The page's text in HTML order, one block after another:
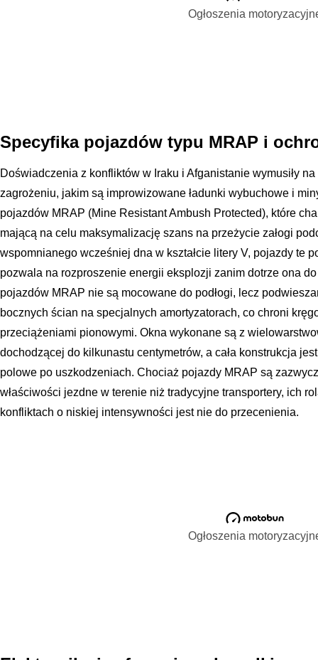
Ogłoszenia
Specyfika pojazdów typu MRAP i
Doświadczenia z konfliktów w Iraku i Afganistanie wymusiły
zagrożeniu, jakim są improwizowane ładunki wybuchowe i
pojazdów MRAP (Mine Resistant Ambush Protected), które
mającą na celu maksymalizację szans na przeżycie załogi
wspomnianego wcześniej dna w kształcie litery V, pojazdy te
pozwala na rozproszenie energii eksplozji zanim dotrze ona
pojazdów MRAP nie są mocowane do podłogi, lecz
bocznych ścian na specjalnych amortyzatorach, co chroni
przeciążeniami pionowymi. Okna wykonane są z
dochodzącej do kilkunastu centymetrów, a cała konstrukcja
polowe po uszkodzeniach. Chociaż pojazdy MRAP są
właściwości jezdne w terenie niż tradycyjne transportery, ich
konfliktach o niskiej intensywności jest nie do przecenienia.
Ogłoszenia